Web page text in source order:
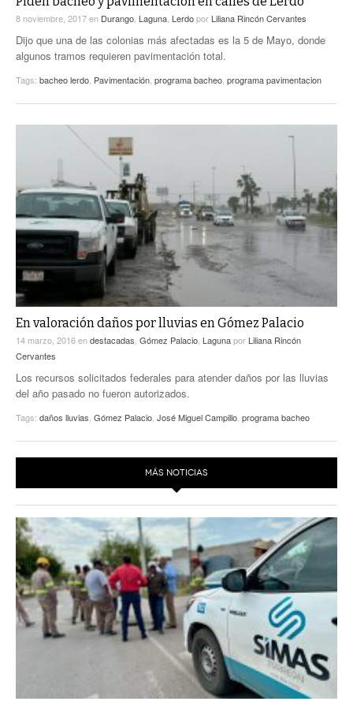
8 noviembre, 2017en Durango, Laguna, Lerdopor Liliana Rincón Cervantes
Dijo que una de las colonias más afectadas es la 5 de Mayo, donde
algunos tramos requieren pavimentación total.
Tags: bacheo lerdo, Pavimentación, programa bacheo, programa pavimentacion
En valoración daños por lluvias en Gómez Palacio
14 marzo, 2016endestacadas Gómez Palacio Lagunapor Liliana Rincón
Cervantes
Los recursos solicitados federales para atender daños por las lluvias
del año pasado no fueron autorizados.
Tags: daños lluvias Gómez Palacio José Miguel Campillo programa bacheo
MÁS NOTICIAS